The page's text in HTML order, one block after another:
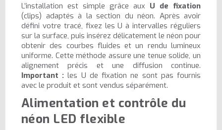
L’installation est simple grâce aux U de fixation
(clips) adaptés à la section du néon. Après avoir
défini votre tracé, fixez les U à intervalles réguliers
sur la surface, puis insérez délicatement le néon pour
obtenir des courbes fluides et un rendu lumineux
uniforme. Cette méthode assure une tenue solide, un
alignement précis et une diffusion continue.
Important : les U de fixation ne sont pas fournis
avec le produit et sont vendus séparément.
Alimentation et contrôle du
néon LED flexible